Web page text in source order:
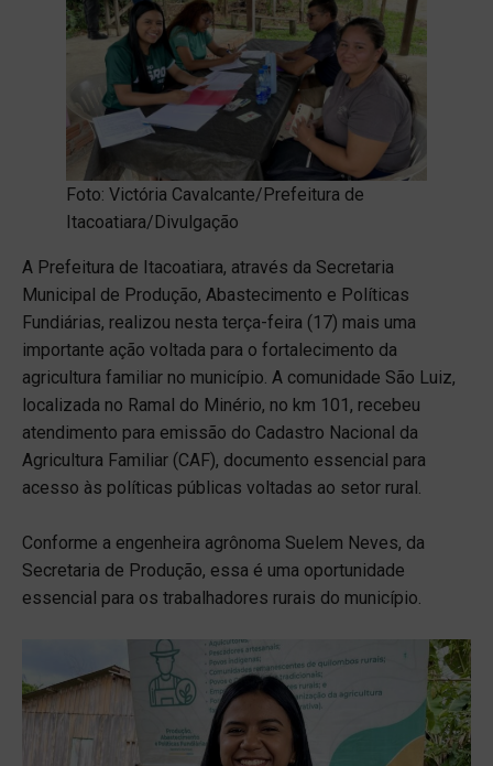
Foto: Victória Cavalcante/Prefeitura de
Itacoatiara/Divulgação
A Prefeitura de Itacoatiara, através da Secretaria
Municipal de Produção, Abastecimento e Políticas
Fundiárias, realizou nesta terça-feira (17) mais uma
importante ação voltada para o fortalecimento da
agricultura familiar no município. A comunidade São Luiz,
localizada no Ramal do Minério, no km 101, recebeu
atendimento para emissão do Cadastro Nacional da
Agricultura Familiar (CAF), documento essencial para
acesso às políticas públicas voltadas ao setor rural.
Conforme a engenheira agrônoma Suelem Neves, da
Secretaria de Produção, essa é uma oportunidade
essencial para os trabalhadores rurais do município.